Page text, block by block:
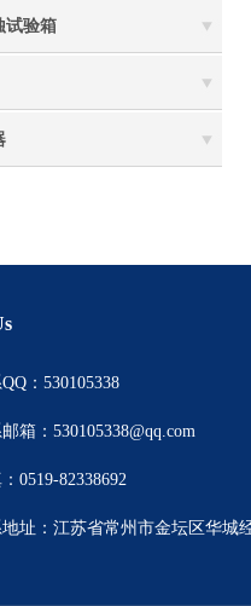
试验箱
：530105338
箱：530105338@qq.com
0519-82338692
址：江苏省常州市金坛区华城